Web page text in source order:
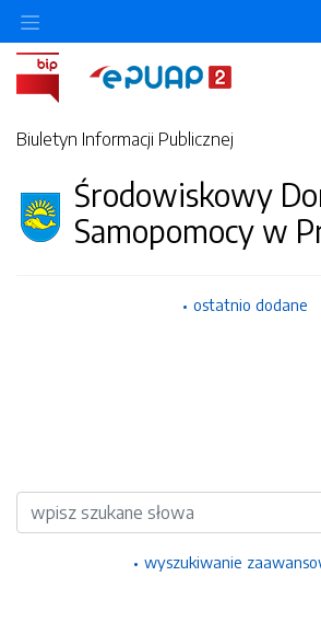
Biuletyn Informacji Publicznej
Środowiskowy
Samopomocy w
ostatnio dodane
Wyszukiwarka
wyszukiwanie